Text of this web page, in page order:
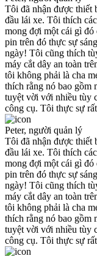
Tôi đã nhận được thiết
đầu lái xe. Tôi thích
mong đợi một cái gì
pin trên đó thực sự
ngày! Tôi cũng thích
máy cắt dây an toàn
tôi không phải là cha
thích rằng nó bao gồm
tuyệt vời với nhiều tùy
công cụ. Tôi thực sự
Peter, người quản lý
Tôi đã nhận được thiết
đầu lái xe. Tôi thích
mong đợi một cái gì
pin trên đó thực sự
ngày! Tôi cũng thích
máy cắt dây an toàn
tôi không phải là cha
thích rằng nó bao gồm
tuyệt vời với nhiều tùy
công cụ. Tôi thực sự